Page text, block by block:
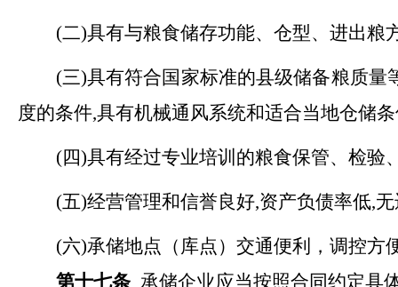
(二)具有与粮食储存功能、仓型、进出粮
(三)具有符合国家标准的县级储备粮质
度的条件,具有机械通风系统和适合当地仓储
(四)具有经过专业培训的粮食保管、检验
(五)经营管理和信誉良好,资产负债率低,
(六)承储地点（库点）交通便利，调控方
第十七条 承储企业应当按照合同约定具